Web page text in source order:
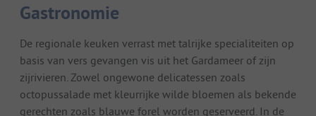
Gastronomie
De regionale keuken verrast met talrijke specialiteiten op
basis van vers gevangen vis uit het Gardameer of zijn
zijrivieren. Zowel ongewone delicatessen zoals
octopussalade met kleurrijke wilde bloemen als bekende
gerechten zoals blauwe forel worden geserveerd. In de